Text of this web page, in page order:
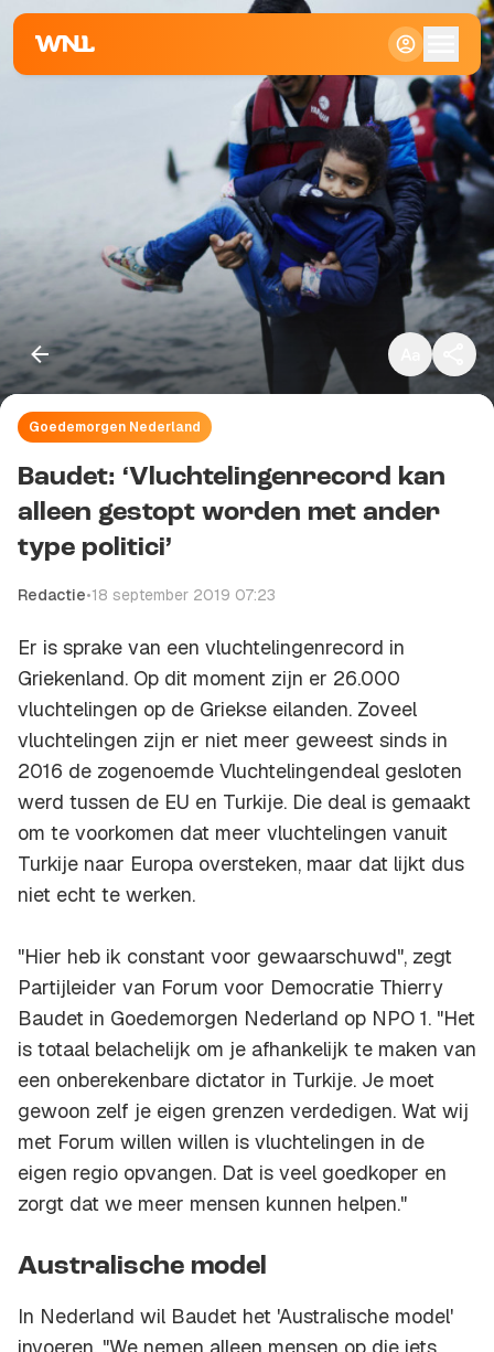
Klein
Standaard
Groot
Goedemorgen Nederland
Baudet: ‘Vluchtelingenrecord kan
alleen gestopt worden met ander
type politici’
Redactie•18 september 2019 07:23
Er is sprake van een vluchtelingenrecord in
Griekenland. Op dit moment zijn er 26.000
vluchtelingen op de Griekse eilanden. Zoveel
vluchtelingen zijn er niet meer geweest sinds in
2016 de zogenoemde Vluchtelingendeal gesloten
werd tussen de EU en Turkije. Die deal is gemaakt
om te voorkomen dat meer vluchtelingen vanuit
Turkije naar Europa oversteken, maar dat lijkt dus
niet echt te werken.
"Hier heb ik constant voor gewaarschuwd", zegt
Partijleider van Forum voor Democratie Thierry
Baudet in Goedemorgen Nederland op NPO 1. "Het
is totaal belachelijk om je afhankelijk te maken van
een onberekenbare dictator in Turkije. Je moet
gewoon zelf je eigen grenzen verdedigen. Wat wij
met Forum willen willen is vluchtelingen in de
eigen regio opvangen. Dat is veel goedkoper en
zorgt dat we meer mensen kunnen helpen."
Australische model
In Nederland wil Baudet het 'Australische model'